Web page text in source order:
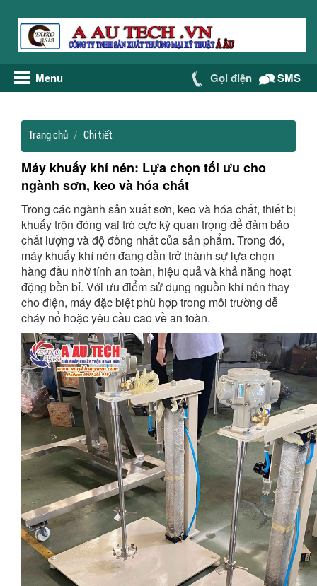
Menu Gọi điện SMS
Trang chủ Chi tiết
Máy khuấy khí nén: Lựa chọn tối ưu cho
ngành sơn, keo và hóa chất
Trong các ngành sản xuất sơn, keo và hóa chất, thiết bị
khuấy trộn đóng vai trò cực kỳ quan trọng để đảm bảo
chất lượng và độ đồng nhất của sản phẩm. Trong đó,
máy khuấy khí nén đang dần trở thành sự lựa chọn
hàng đầu nhờ tính an toàn, hiệu quả và khả năng hoạt
động bền bỉ. Với ưu điểm sử dụng nguồn khí nén thay
cho điện, máy đặc biệt phù hợp trong môi trường dễ
cháy nổ hoặc yêu cầu cao về an toàn.